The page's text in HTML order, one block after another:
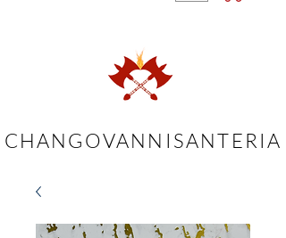
CHANGOVANNISANTERIA